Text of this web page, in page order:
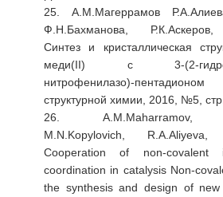
25. А.М.Магеррамов
Ф.Н.Бахманова,
Синтез и кристаллическая
меди(II) с 3-(2-
нитрофенилазо)-
структурной химии, 2016, №5,
26. A.M.Maharramov,
M.N.Kopylovich, R.A.Aliyeva,
Cooperation of non-covalent
coordination in catalysis Non-
the synthesis and design of new